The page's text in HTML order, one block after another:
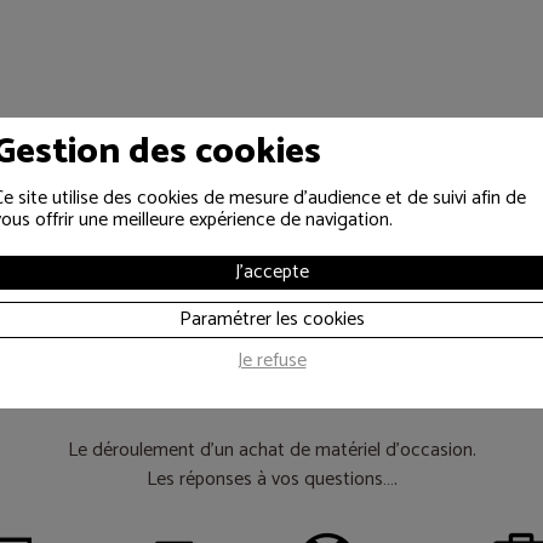
Les informations utiles
Le déroulement d’un achat de matériel d’occasion.
Les réponses à vos questions….
des cookies
site utilise des cookies de mesure d'audience et de suivi afin de
offrir une meilleure expérience de navigation.
J'accepte
Paramétrer les cookies
Je refuse